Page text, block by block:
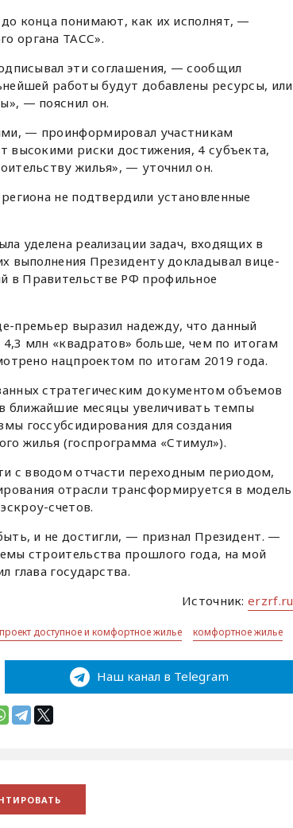
конца понимают, как их исполнят, —
органа ТАСС».
эти соглашения, — сообщил
работы будут добавлены ресурсы, или
— пояснил он.
— проинформировал участникам
высокими риски достижения, 4 субъекта,
жилья», — уточнил он.
не подтвердили установленные
уделена реализации задач, входящих в
выполнения Президенту докладывал вице-
Правительстве РФ профильное
премьер выразил надежду, что данный
млн «квадратов» больше, чем по итогам
нацпроектом по итогам 2019 года.
стратегическим документом объемов
ближайшие месяцы увеличивать темпы
госсубсидирования для создания
жилья (госпрограмма «Стимул»).
с вводом отчасти переходным периодом,
отрасли трансформируется в модель
счетов.
и не достигли, — признал Президент. —
строительства прошлого года, на мой
глава государства.
Источник: erzrf.ru
доступное и комфортное жилье комфортное жилье
Наш канал в Telegram